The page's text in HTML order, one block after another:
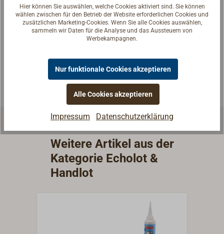
Fragen zum Artikel?
Reden Sie mit Handwerkern, Bootsbauern und
Seglerinnen. Wir verstehen Ihre Fragen und geben die
Weitere Artikel aus der
Kategorie Echolot &
Handlot
Hier können Sie auswählen, welche Cookies aktiviert sind. Sie können
wählen zwischen für den Betrieb der Website erforderlichen Cookies und
zusätzlichen Marketing-Cookies. Wenn Sie alle Cookies auswählen,
sammeln wir Daten für die Analyse und das Aussteuern von
Werbekampagnen.
Nur funktionale Cookies akzeptieren
Alle Cookies akzeptieren
Impressum Datenschutzerklärung